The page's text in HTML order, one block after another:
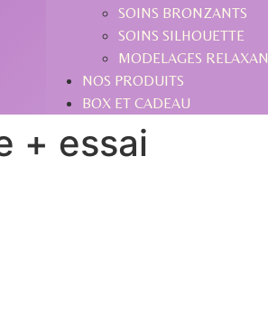
SOINS BRONZANTS
SOINS SILHOUETTE
MODELAGES
NOS PRODUITS
BOX ET CADEAU
+ essai